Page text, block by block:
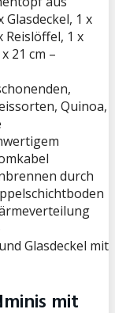
Glasdeckel, 1 x
Reislöffel, 1 x
21 cm –
Quinoa,
durch
Glasdeckel mit
mit